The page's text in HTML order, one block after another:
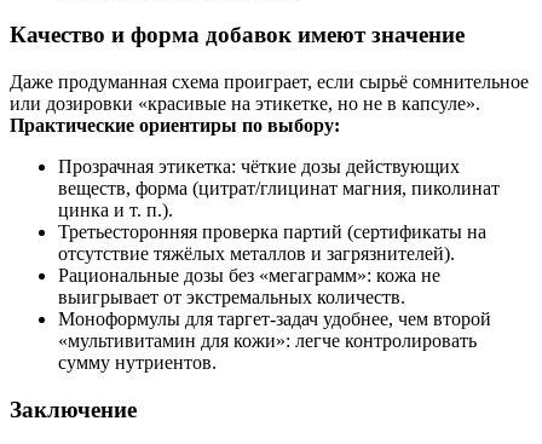
Качество и форма добавок имеют значение
Даже продуманная схема проиграет, если сырьё сомнительное
или дозировки «красивые на этикетке, но не в капсуле».
Практические ориентиры по выбору:
Прозрачная этикетка: чёткие дозы действующих
веществ, форма (цитрат/глицинат магния, пиколинат
цинка и т. п.).
Третьесторонняя проверка партий (сертификаты на
отсутствие тяжёлых металлов и загрязнителей).
Рациональные дозы без «мегаграмм»: кожа не
выигрывает от экстремальных количеств.
Моноформулы для таргет‑задач удобнее, чем второй
«мультивитамин для кожи»: легче контролировать
сумму нутриентов.
Заключение